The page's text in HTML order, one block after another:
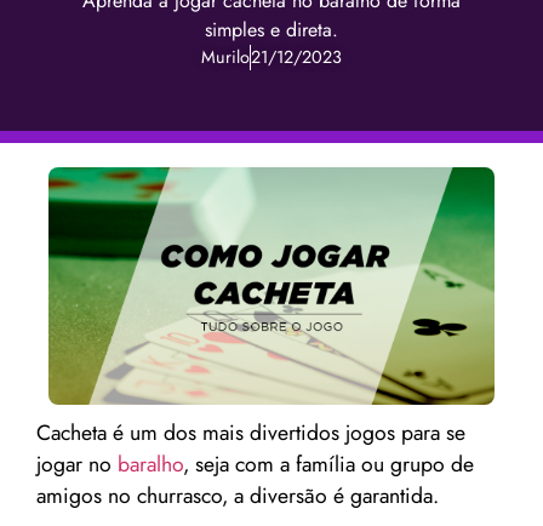
simples e direta.
Murilo21/12/2023
Cacheta é um dos mais divertidos jogos para se
jogar no baralho, seja com a família ou grupo de
amigos no churrasco, a diversão é garantida.